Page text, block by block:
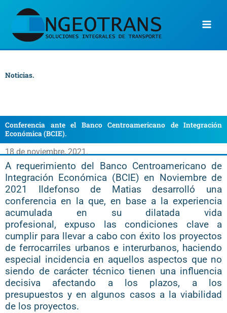
Noticias.
Conferencia ante el Banco Centroamericano de Integración
Económica (BCIE).
18 de noviembre, 2021.
A requerimiento del Banco Centroamericano de
Integración Económica (BCIE) en Noviembre de
2021 Ildefonso de
Matias desarrolló una
conferencia en la que, en base a la experiencia
acumulada en su dilatada vida
profesional,expuso las condiciones clave a
cumplir para llevar a cabo con éxito los proyectos
de ferrocarriles urbanos e interurbanos, haciendo
especial incidencia en aquellos aspectos que no
siendo de carácter técnico tienen una influencia
decisiva afectando a los plazos, a los
presupuestos y en algunos casos a la viabilidad
de los proyectos.